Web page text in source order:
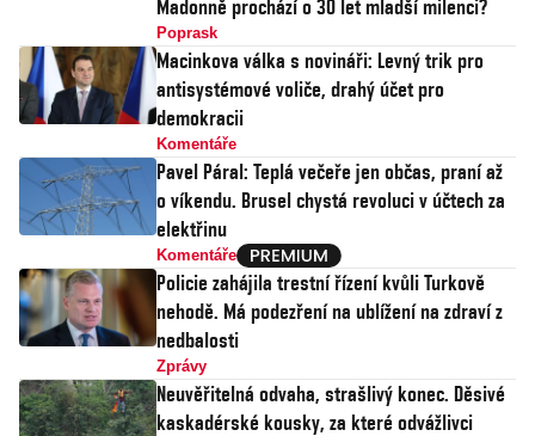
Madonně prochází o 30 let mladší milenci?
Poprask
Macinkova válka s novináři: Levný trik pro
antisystémové voliče, drahý účet pro
demokracii
Komentáře
Pavel Páral: Teplá večeře jen občas, praní až
o víkendu. Brusel chystá revoluci v účtech za
elektřinu
Komentáře
Policie zahájila trestní řízení kvůli Turkově
nehodě. Má podezření na ublížení na zdraví z
nedbalosti
Zprávy
Neuvěřitelná odvaha, strašlivý konec. Děsivé
kaskadérské kousky, za které odvážlivci